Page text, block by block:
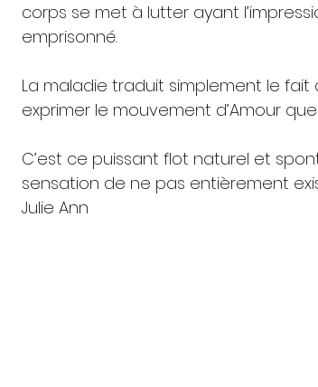
corps se met à lutter ayant
emprisonné.
La maladie traduit simplement le
exprimer le mouvement d’Amour
C’est ce puissant flot naturel et
sensation de ne pas entièrement
Julie Ann